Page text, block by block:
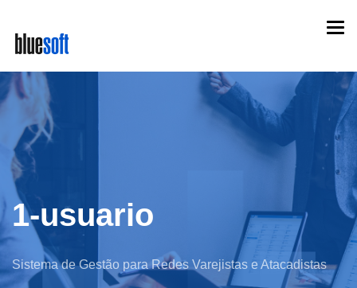
main
content
1-usuario
Sistema de Gestão para Redes Varejistas e Atacadistas